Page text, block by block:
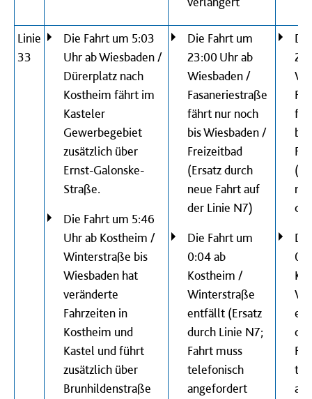
Linie
33
Die Fahrt um 5:03
Uhr ab Wiesbaden /
Dürerplatz nach
Kostheim fährt im
Kasteler
Gewerbegebiet
zusätzlich über
Ernst-Galonske-
Straße.
Die Fahrt um 5:46
Uhr ab Kostheim /
Winterstraße bis
Wiesbaden hat
veränderte
Fahrzeiten in
Kostheim und
Kastel und führt
zusätzlich über
Brunhildenstraße
Die Fahrt um
23:00 Uhr ab
Wiesbaden /
Fasaneriestraße
fährt nur noch
bis Wiesbaden /
Freizeitbad
(Ersatz durch
neue Fahrt auf
der Linie N7)
Die Fahrt um
0:04 ab
Kostheim /
Winterstraße
entfällt (Ersatz
durch Linie N7;
Fahrt muss
telefonisch
angefordert